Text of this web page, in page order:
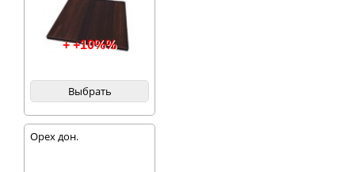
+ +10%%
Выбрать
Орех дон.